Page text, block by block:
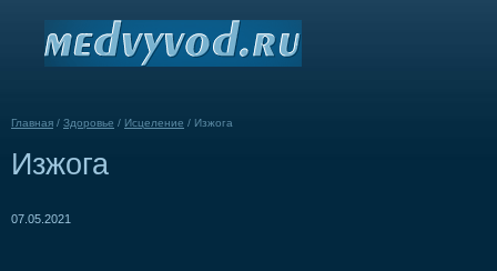
Главная / Здоровье / Исцеление / Изжога
Изжога
07.05.2021